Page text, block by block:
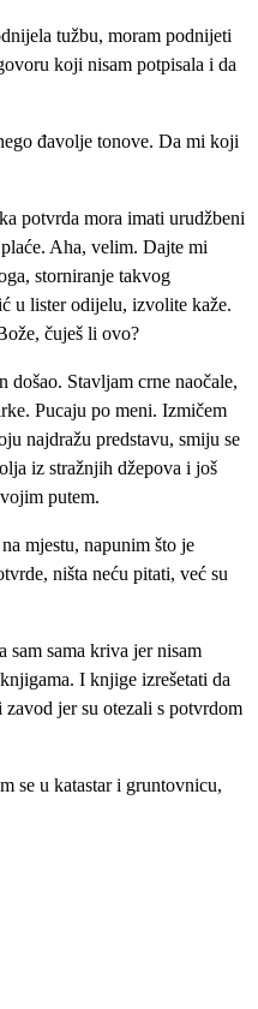
tužbu, moram podnijeti
koji nisam potpisala i da
đavolje tonove. Da mi koji
potvrda mora imati urudžbeni
Aha, velim. Dajte mi
storniranje takvog
u lister odijelu, izvolite kaže.
čuješ li ovo?
došao. Stavljam crne naočale,
Pucaju po meni. Izmičem
najdražu predstavu, smiju se
iz stražnjih džepova i još
putem.
mjestu, napunim što je
ništa neću pitati, već su
sama kriva jer nisam
I knjige izrešetati da
jer su otezali s potvrdom
se u katastar i gruntovnicu,